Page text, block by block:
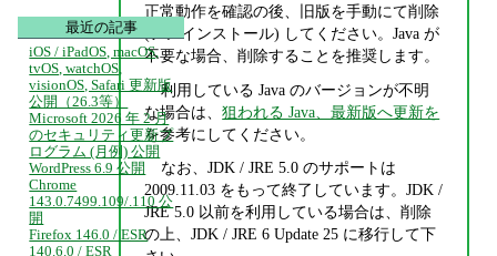
正常動作を確認の後、旧版を手動にて削除
(アンインストール) してください。Java が
不要な場合、削除することを推奨します。
利用している Java のバージョンが不明
な場合は、狙われる Java、最新版へ更新を
を参考にしてください。
なお、JDK / JRE 5.0 のサポートは
2009.11.03 をもって終了しています。JDK /
JRE 5.0 以前を利用している場合は、削除
の上、JDK / JRE 6 Update 25 に移行して下
最近の記事
iOS / iPadOS, macOS,
tvOS, watchOS,
visionOS, Safari 更新版
公開（26.3等）
Microsoft 2026 年 2 月
のセキュリティ更新プ
ログラム (月例) 公開
WordPress 6.9 公開
Chrome
143.0.7499.109/.110 公
開
Firefox 146.0 / ESR
140.6.0 / ESR